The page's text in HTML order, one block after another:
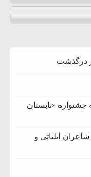
درگذشت
جشنواره «تابستان
ایلیاتی و